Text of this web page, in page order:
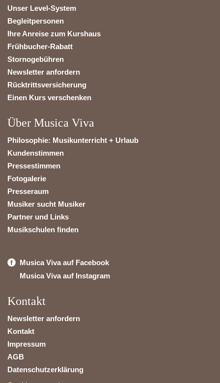
Unser Level-System
Begleitpersonen
Ihre Anreise zum Kurshaus
Frühbucher-Rabatt
Stornogebühren
Newsletter anfordern
Rücktrittsversicherung
Einen Kurs verschenken
Über Musica Viva
Philosophie: Musikunterricht + Urlaub
Kundenstimmen
Pressestimmen
Fotogalerie
Presseraum
Musiker sucht Musiker
Partner und Links
Musikschulen finden
Musica Viva auf Facebook
Musica Viva auf Instagram
Kontakt
Newsletter anfordern
Kontakt
Impressum
AGB
Datenschutzerklärung